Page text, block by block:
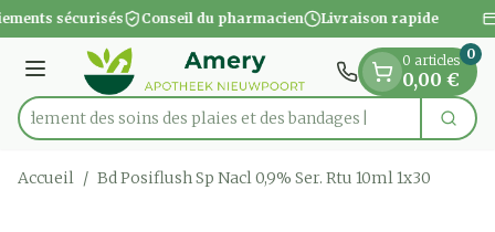
Aller au contenu
1 de 1
sécurisés Conseil du pharmacien Livraison rapide
Menu
Rechercherdes soins des plaies et des bandages
0 articles
0,00 €
0
Accueil / Bd Posiflush Sp Nacl 0,9% Ser. Rtu 10ml 1x30